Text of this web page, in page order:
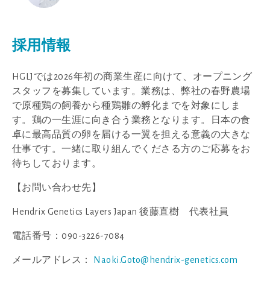
採用情報
HGLJでは2026年初の商業生産に向けて、オープニング
スタッフを募集しています。業務は、弊社の春野農場
で原種鶏の飼養から種鶏雛の孵化までを対象にしま
す。鶏の一生涯に向き合う業務となります。日本の食
卓に最高品質の卵を届ける一翼を担える意義の大きな
仕事です。一緒に取り組んでくださる方のご応募をお
待ちしております。
【お問い合わせ先】
Hendrix Genetics Layers Japan 後藤直樹 代表社員
電話番号：090-3226-7084
メールアドレス： Naoki.Goto@hendrix-genetics.com